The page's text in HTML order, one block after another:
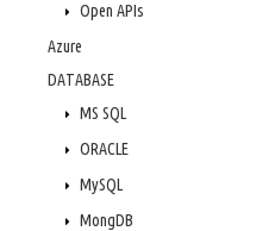
Open APIs
Azure
DATABASE
MS SQL
ORACLE
MySQL
MongDB